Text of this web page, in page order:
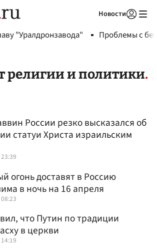
Новости
"Уралдронзавода" Проблемы с
религии и политики
России резко высказался об
статуи Христа израильским
огонь доставят в Россию
в ночь на 16 апреля
что Путин по традиции
в церкви